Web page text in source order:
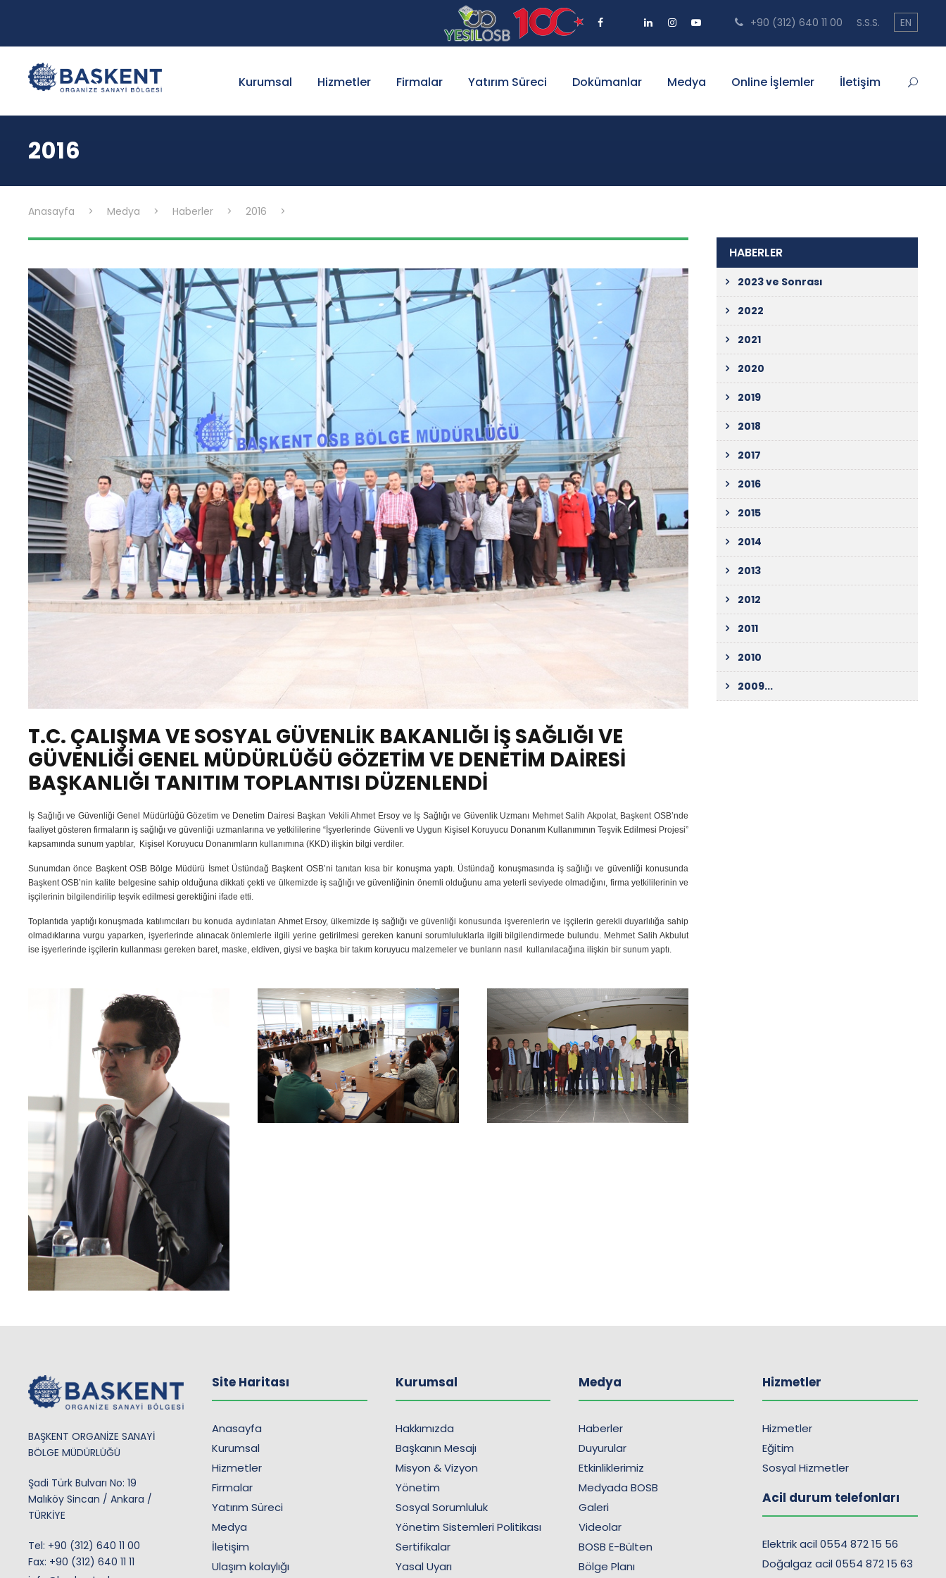
+90 (312) 640 11 00 S.S.S. EN
Kurumsal Hizmetler Firmalar Yatırım Süreci Dokümanlar Medya Online İşlemler İletişim
2016
Anasayfa > Medya > Haberler > 2016 >
T.C. ÇALIŞMA VE SOSYAL GÜVENLİK BAKANLIĞI İŞ SAĞLIĞI VE
GÜVENLİĞİ GENEL MÜDÜRLÜĞÜ GÖZETİM VE DENETİM DAİRESİ
BAŞKANLIĞI TANITIM TOPLANTISI DÜZENLENDİ
İş Sağlığı ve Güvenliği Genel Müdürlüğü Gözetim ve Denetim Dairesi Başkan Vekili Ahmet Ersoy ve İş Sağlığı ve Güvenlik Uzmanı Mehmet Salih Akpolat, Başkent OSB’nde
faaliyet gösteren firmaların iş sağlığı ve güvenliği uzmanlarına ve yetkililerine “İşyerlerinde Güvenli ve Uygun Kişisel Koruyucu Donanım Kullanımının Teşvik Edilmesi Projesi”
kapsamında sunum yaptılar, Kişisel Koruyucu Donanımların kullanımına (KKD) ilişkin bilgi verdiler.
Sunumdan önce Başkent OSB Bölge Müdürü İsmet Üstündağ Başkent OSB’ni tanıtan kısa bir konuşma yaptı. Üstündağ konuşmasında iş sağlığı ve güvenliği konusunda
Başkent OSB’nin kalite belgesine sahip olduğuna dikkati çekti ve ülkemizde iş sağlığı ve güvenliğinin önemli olduğunu ama yeterli seviyede olmadığını, firma yetkililerinin ve
işçilerinin bilgilendirilip teşvik edilmesi gerektiğini ifade etti.
Toplantıda yaptığı konuşmada katılımcıları bu konuda aydınlatan Ahmet Ersoy, ülkemizde iş sağlığı ve güvenliği konusunda işverenlerin ve işçilerin gerekli duyarlılığa sahip
olmadıklarına vurgu yaparken, işyerlerinde alınacak önlemlerle ilgili yerine getirilmesi gereken kanuni sorumluluklarla ilgili bilgilendirmede bulundu. Mehmet Salih Akbulut
ise işyerlerinde işçilerin kullanması gereken baret, maske, eldiven, giysi ve başka bir takım koruyucu malzemeler ve bunların nasıl kullanılacağına ilişkin bir sunum yaptı.
HABERLER
2023 ve Sonrası
2022
2021
2020
2019
2018
2017
2016
2015
2014
2013
2012
2011
2010
2009...
BAŞKENT ORGANİZE SANAYİ
BÖLGE MÜDÜRLÜĞÜ
Şadi Türk Bulvarı No: 19
Malıköy Sincan / Ankara /
TÜRKİYE
Tel: +90 (312) 640 11 00
Fax: +90 (312) 640 11 11
Site Haritası
Anasayfa
Kurumsal
Hizmetler
Firmalar
Yatırım Süreci
Medya
İletişim
Ulaşım kolaylığı
Kurumsal
Hakkımızda
Başkanın Mesajı
Misyon & Vizyon
Yönetim
Sosyal Sorumluluk
Yönetim Sistemleri Politikası
Sertifikalar
Yasal Uyarı
Medya
Haberler
Duyurular
Etkinliklerimiz
Medyada BOSB
Galeri
Videolar
BOSB E-Bülten
Bölge Planı
Hizmetler
Hizmetler
Eğitim
Sosyal Hizmetler
Acil durum telefonları
Elektrik acil 0554 872 15 56
Doğalgaz acil 0554 872 15 63